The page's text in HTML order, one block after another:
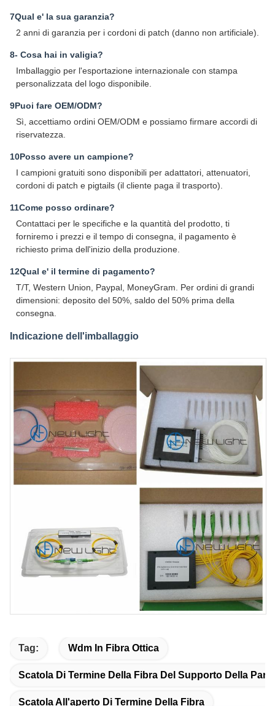
7Qual e' la sua garanzia?
2 anni di garanzia per i cordoni di patch (danno non artificiale).
8- Cosa hai in valigia?
Imballaggio per l'esportazione internazionale con stampa
personalizzata del logo disponibile.
9Puoi fare OEM/ODM?
Sì, accettiamo ordini OEM/ODM e possiamo firmare accordi di
riservatezza.
10Posso avere un campione?
I campioni gratuiti sono disponibili per adattatori, attenuatori,
cordoni di patch e pigtails (il cliente paga il trasporto).
11Come posso ordinare?
Contattaci per le specifiche e la quantità del prodotto, ti
forniremo i prezzi e il tempo di consegna, il pagamento è
richiesto prima dell'inizio della produzione.
12Qual e' il termine di pagamento?
T/T, Western Union, Paypal, MoneyGram. Per ordini di grandi
dimensioni: deposito del 50%, saldo del 50% prima della
consegna.
Indicazione dell'imballaggio
Tag: Wdm In Fibra Ottica
Scatola Di Termine Della Fibra Del Supporto Della
Scatola All'aperto Di Termine Della Fibra